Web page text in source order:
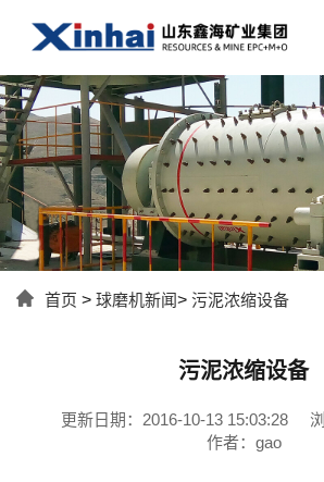
首页 > 球磨机新闻> 污泥浓缩设备
污泥浓缩设备
更新日期：2016-10-13 15:03:28
作者：gao